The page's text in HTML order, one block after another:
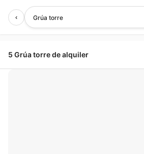
‹ Grúa torre
5 Grúa torre de alquiler